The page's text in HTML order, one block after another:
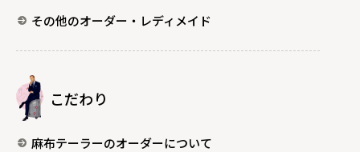
その他のオーダー・レディメイド
こだわり
麻布テーラーのオーダーについて